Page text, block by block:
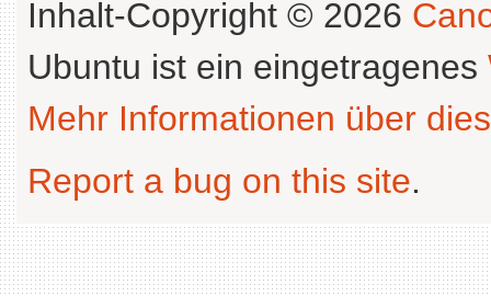
Inhalt-Copyright © 2026
Ubuntu ist ein eingetragenes
Mehr Informationen über
Report a bug on this site.